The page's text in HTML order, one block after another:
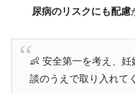
尿病のリスクにも配慮
👶安全第一を考え、妊
談のうえ で取り入れて